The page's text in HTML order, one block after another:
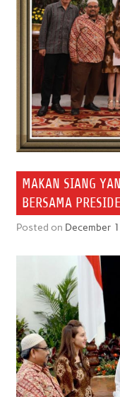
MAKAN SIANG
BERSAMA
Posted on December